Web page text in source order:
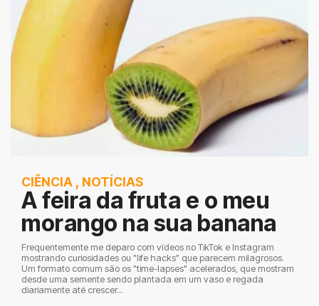
CIÊNCIA , NOTÍCIAS
A feira da fruta e o meu
morango na sua banana
Frequentemente me deparo com vídeos no TikTok e Instagram
mostrando curiosidades ou "life hacks" que parecem milagrosos.
Um formato comum são os "time-lapses" acelerados, que mostram
desde uma semente sendo plantada em um vaso e regada
diariamente até crescer...